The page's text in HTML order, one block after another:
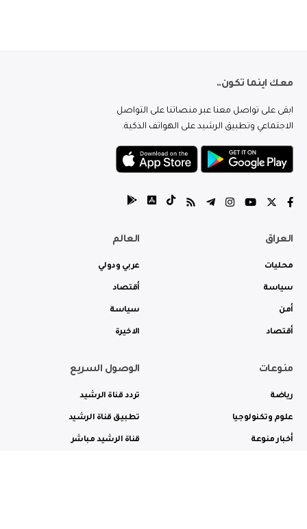
معك اينما تكون..
ابقى على تواصل معنا عبر منصاتنا على التواصل
الاجتماعي وتطبيق الرشيد على الهواتف الذكية.
العراق
محليات
سياسة
أمن
أقتصاد
العالم
عربي ودولي
أقتصاد
سياسة
الاخيرة
منوعات
رياضة
علوم وتكنولوجيا
أخبار منوعة
الوصول السريع
تردد قناة الرشيد
تطبيق قناة الرشيد
قناة الرشيد مباشر